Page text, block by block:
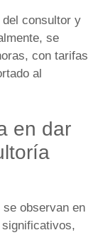
consultor y
se
con tarifas
al
en dar
observan en